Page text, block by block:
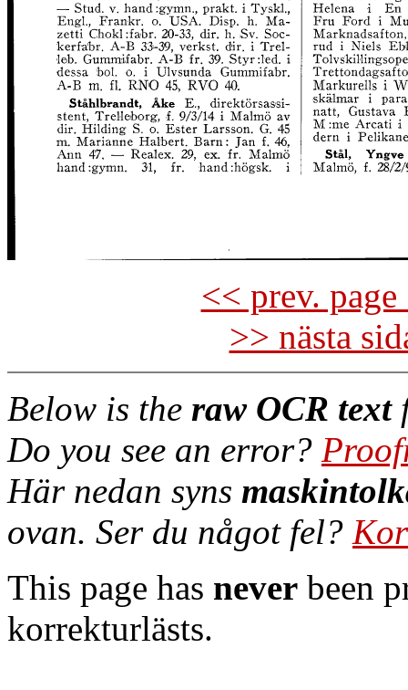
<< prev.
>> nästa
Below is the raw OCR text
Do you see an error?
Här nedan syns
ovan. Ser du något fel?
This page has never been
korrekturlästs.